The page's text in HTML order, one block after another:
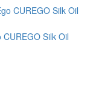
Silk Oil